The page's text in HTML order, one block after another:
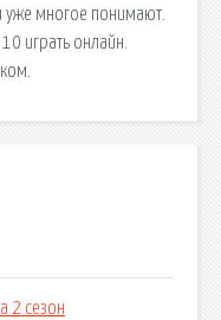
уже многое понимают.
играть онлайн.
2 сезон